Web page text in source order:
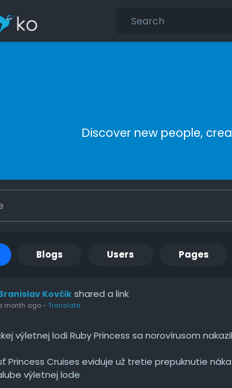
Discover new people,
Blogs Users Pages
Kovčik shared a link
month ago- Translate
výletnej lodi Ruby Princess sa norovírusom
Princess Cruises eviduje už tretie prepuknutie
výletnej lode